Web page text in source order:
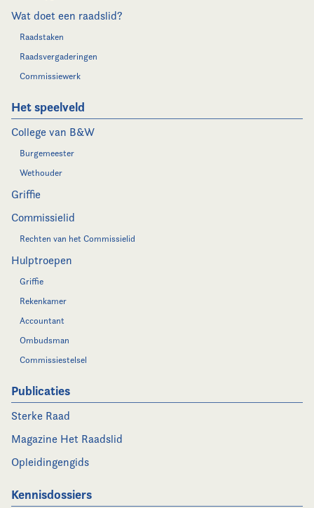
Wat doet een raadslid?
Raadstaken
Raadsvergaderingen
Commissiewerk
Het speelveld
College van B&W
Burgemeester
Wethouder
Griffie
Commissielid
Rechten van het Commissielid
Hulptroepen
Griffie
Rekenkamer
Accountant
Ombudsman
Commissiestelsel
Publicaties
Sterke Raad
Magazine Het Raadslid
Opleidingengids
Kennisdossiers